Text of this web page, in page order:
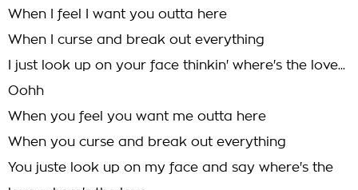
When I feel I want you outta here
When I curse and break out everything
I just look up on your face thinkin' where's the love...
Oohh
When you feel you want me outta here
When you curse and break out everything
You juste look up on my face and say where's the